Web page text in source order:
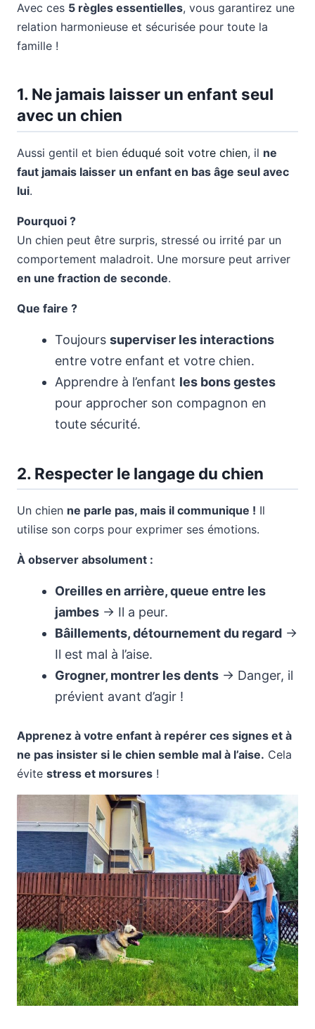
Avec ces 5 règles essentielles, vous garantirez une
relation harmonieuse et sécurisée pour toute la
famille !
1. Ne jamais laisser un enfant seul
avec un chien
Aussi gentil et bien éduqué soit votre chien, il ne
faut jamais laisser un enfant en bas âge seul avec
lui.
Pourquoi ?
Un chien peut être surpris, stressé ou irrité par un
comportement maladroit. Une morsure peut arriver
en une fraction de seconde.
Que faire ?
Toujours superviser les interactions
entre votre enfant et votre chien.
Apprendre à l’enfant les bons gestes
pour approcher son compagnon en
toute sécurité.
2. Respecter le langage du chien
Un chien ne parle pas, mais il communique ! Il
utilise son corps pour exprimer ses émotions.
À observer absolument :
Oreilles en arrière, queue entre les
jambes → Il a peur.
Bâillements, détournement du regard →
Il est mal à l’aise.
Grogner, montrer les dents → Danger, il
prévient avant d’agir !
Apprenez à votre enfant à repérer ces signes et à
ne pas insister si le chien semble mal à l’aise. Cela
évite stress et morsures !